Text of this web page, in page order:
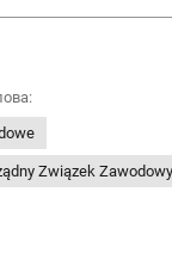
Związek